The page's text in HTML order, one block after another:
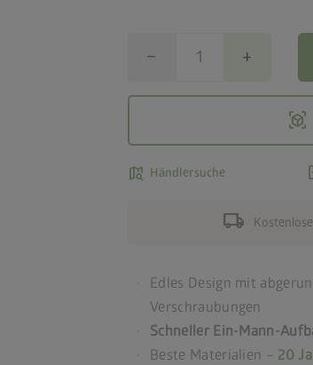
remove add
view_in_ar
map_search Händlersuche
local_shipping
Edles Design mit
Verschraubungen
Schneller Ein-Mann-
Beste Materialien – 20